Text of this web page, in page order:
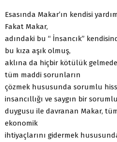
Esasında Makar’ın kendisi
Fakat Makar,
adındaki bu “ İnsancık”
bu kıza aşık olmuş,
aklına da hiçbir kötülük
tüm maddi sorunların
çözmek hususunda sorumlu
insancıllığı ve saygın bir
duygusu ile davranan Makar,
ekonomik
ihtiyaçlarını gidermek